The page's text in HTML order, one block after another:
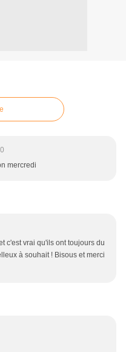
mercredi
c'est vrai qu'ils ont toujours du
à souhait ! Bisous et merci